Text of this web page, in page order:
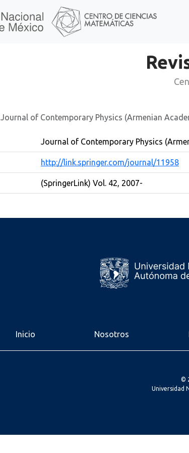
Journal of Contemporary Physics (Armenian
Journal of Contemporary Physics
http://link.springer.com/journal/11958
(SpringerLink) Vol. 42, 2007-
Inicio Nosotros
©
Universidad